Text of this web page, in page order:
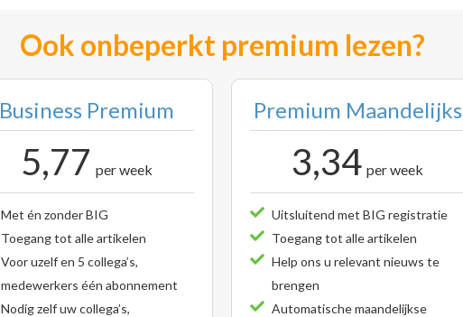
Ook onbeperkt premium lezen?
Business Premium
5,77 per week
Met én zonder BIG
Toegang tot alle artikelen
Voor uzelf en 5 collega’s,
medewerkers één abonnement
Nodig zelf uw collega’s,
Premium Maandelijks
3,34 per week
Uitsluitend met BIG registratie
Toegang tot alle artikelen
Help ons u relevant nieuws te
brengen
Automatische maandelijkse